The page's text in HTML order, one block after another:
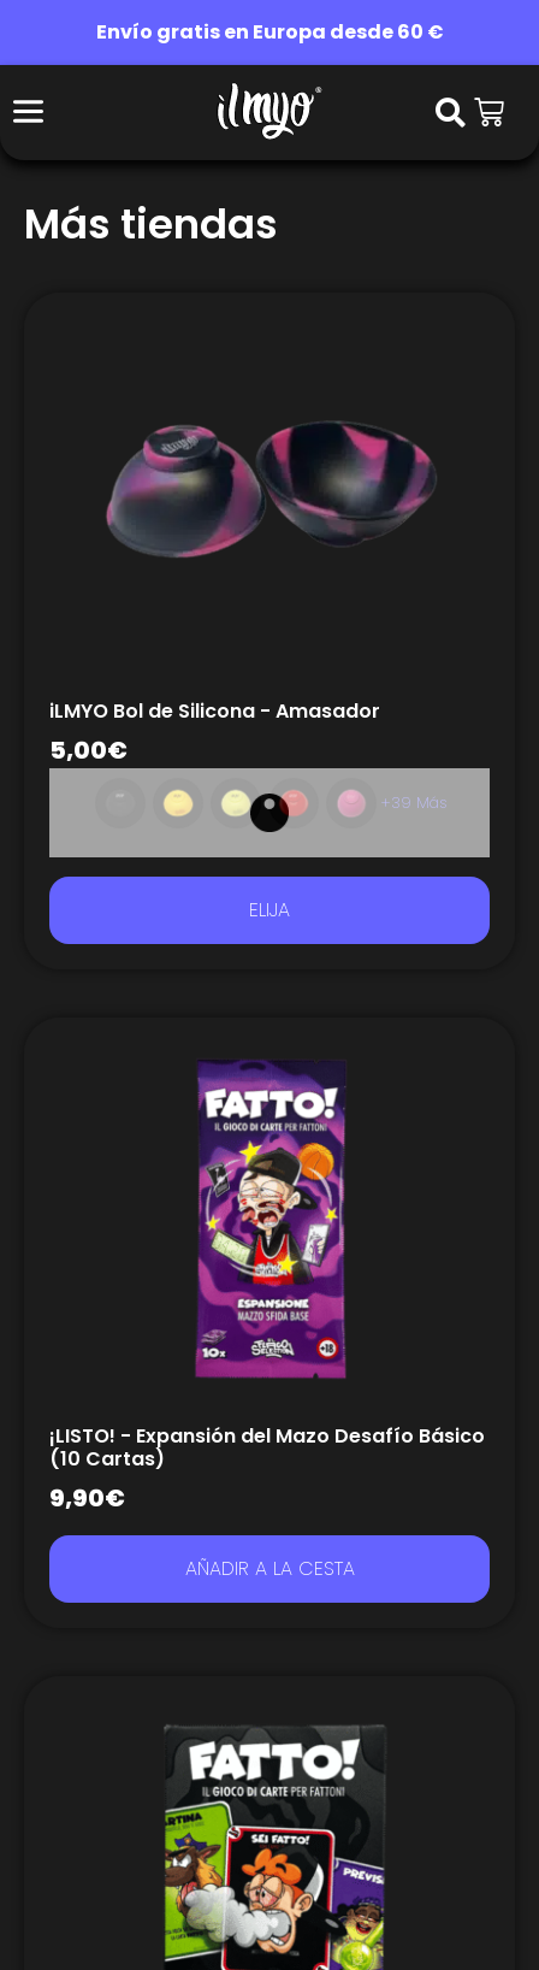
Envío gratis en Europa desde 60 €
Más tiendas
iLMYO Bol de Silicona - Amasador
5,00€
+39 Más
ELIJA
¡LISTO! - Expansión del Mazo Desafío Básico
(10 Cartas)
9,90€
AÑADIR A LA CESTA